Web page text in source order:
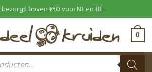
bezorgd boven €50 voor NL en BE
0